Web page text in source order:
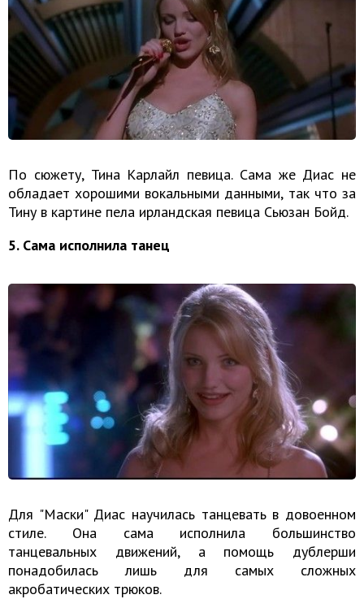
По сюжету, Тина Карлайл певица. Сама же Диас не
обладает хорошими вокальными данными, так что за
Тину в картине пела ирландская певица Сьюзан Бойд.
5. Сама исполнила танец
Для "Маски" Диас научилась танцевать в довоенном
стиле. Она сама исполнила большинство
танцевальных движений, а помощь дублерши
понадобилась лишь для самых сложных
акробатических трюков.